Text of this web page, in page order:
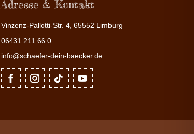
Adresse & Kontakt
Vinzenz-Pallotti-Str. 4, 65552 Limburg
06431 211 66 0
info@schaefer-dein-baecker.de